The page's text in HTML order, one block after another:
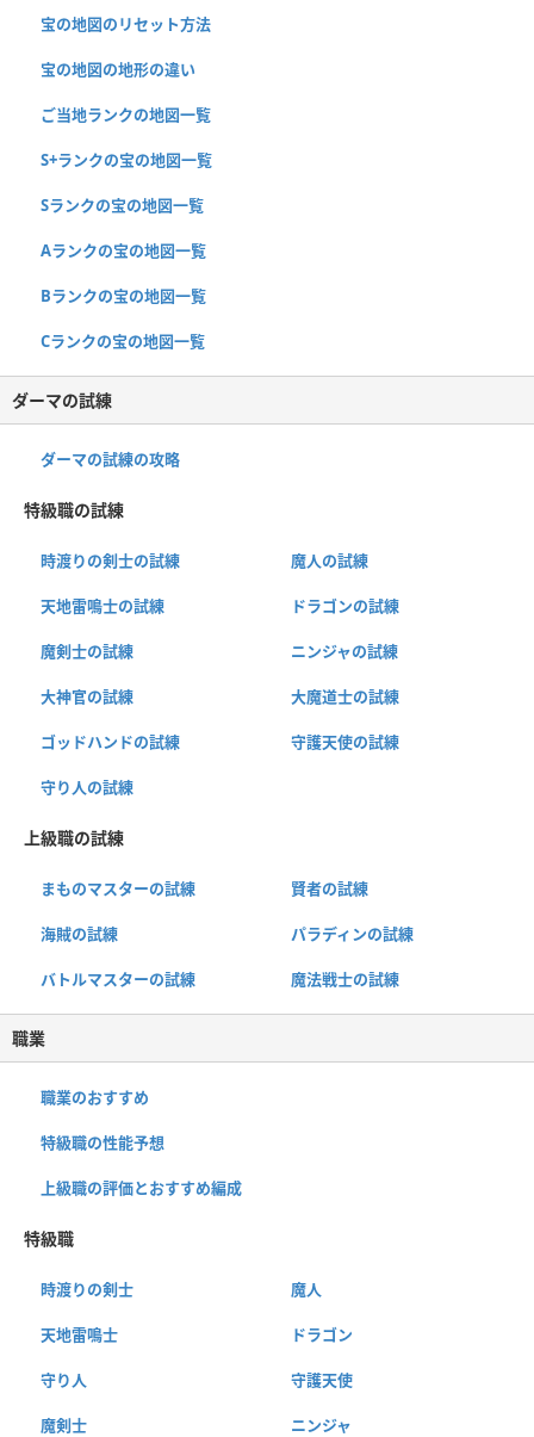
宝の地図のリセット方法
宝の地図の地形の違い
ご当地ランクの地図一覧
S+ランクの宝の地図一覧
Sランクの宝の地図一覧
Aランクの宝の地図一覧
Bランクの宝の地図一覧
Cランクの宝の地図一覧
ダーマの試練
ダーマの試練の攻略
特級職の試練
時渡りの剣士の試練 魔人の試練
天地雷鳴士の試練 ドラゴンの試練
魔剣士の試練 ニンジャの試練
大神官の試練 大魔道士の試練
ゴッドハンドの試練 守護天使の試練
守り人の試練
上級職の試練
まものマスターの試練 賢者の試練
海賊の試練 パラディンの試練
バトルマスターの試練 魔法戦士の試練
職業
職業のおすすめ
特級職の性能予想
上級職の評価とおすすめ編成
特級職
時渡りの剣士 魔人
天地雷鳴士 ドラゴン
守り人 守護天使
魔剣士 ニンジャ